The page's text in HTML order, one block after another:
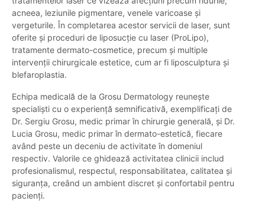
acneea, leziunile pigmentare, venele varicoase și
vergeturile. În completarea acestor servicii de laser, sunt
oferite și proceduri de liposucție cu laser (ProLipo),
tratamente dermato-cosmetice, precum și multiple
intervenții chirurgicale estetice, cum ar fi liposculptura și
blefaroplastia.
Echipa medicală de la Grosu Dermatology reunește
specialiști cu o experiență semnificativă, exemplificați de
Dr. Sergiu Grosu, medic primar în chirurgie generală, și Dr.
Lucia Grosu, medic primar în dermato-estetică, fiecare
având peste un deceniu de activitate în domeniul
respectiv. Valorile ce ghidează activitatea clinicii includ
profesionalismul, respectul, responsabilitatea, calitatea și
siguranța, creând un ambient discret și confortabil pentru
pacienți.